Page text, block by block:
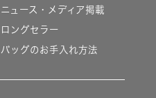
ニュース・メディア掲載
ロングセラー
バッグのお手入れ方法